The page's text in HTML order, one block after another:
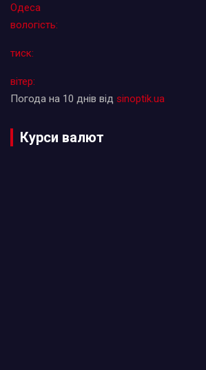
Одеса
вологість:
тиск:
вітер:
Погода на 10 днів від sinoptik.ua
Курси валют